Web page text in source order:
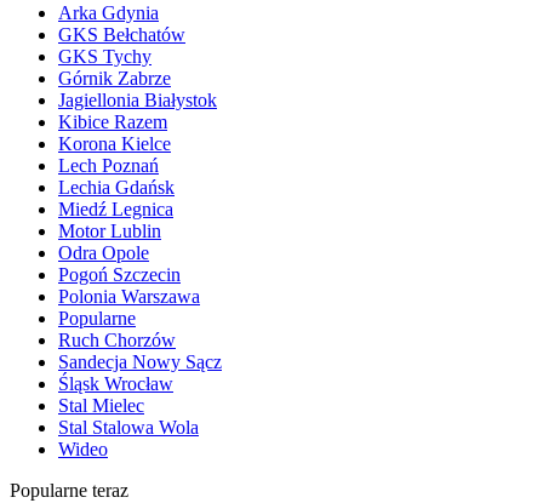
Arka Gdynia
GKS Bełchatów
GKS Tychy
Górnik Zabrze
Jagiellonia Białystok
Kibice Razem
Korona Kielce
Lech Poznań
Lechia Gdańsk
Miedź Legnica
Motor Lublin
Odra Opole
Pogoń Szczecin
Polonia Warszawa
Popularne
Ruch Chorzów
Sandecja Nowy Sącz
Śląsk Wrocław
Stal Mielec
Stal Stalowa Wola
Wideo
Popularne teraz